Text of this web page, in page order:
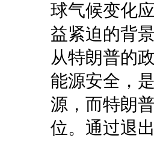
球气候变化
益紧迫的背
从特朗普的
能源安全，
源，而特朗
位。通过退